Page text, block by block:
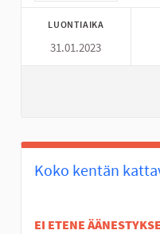
LUONTIAIKA
31.01.2023
Koko kentän
EI ETENE